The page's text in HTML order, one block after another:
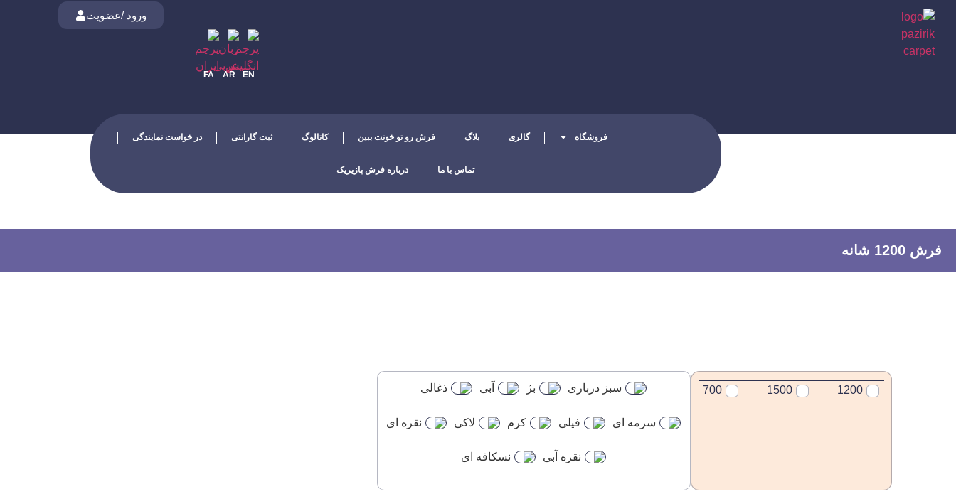
ورود /عضویت
EN
AR
FA
فروشگاه گالری بلاگ فرش رو تو خونت ببین کاتالوگ ثبت گارانتی در خواست نمایندگی
تماس با ما درباره فرش پازیریک
فرش 1200 شانه
1200
1500
700 سبز درباری بژ آبی ذغالی
سرمه ای فیلی کرم لاکی نقره ای
نقره آبی نسکافه ای